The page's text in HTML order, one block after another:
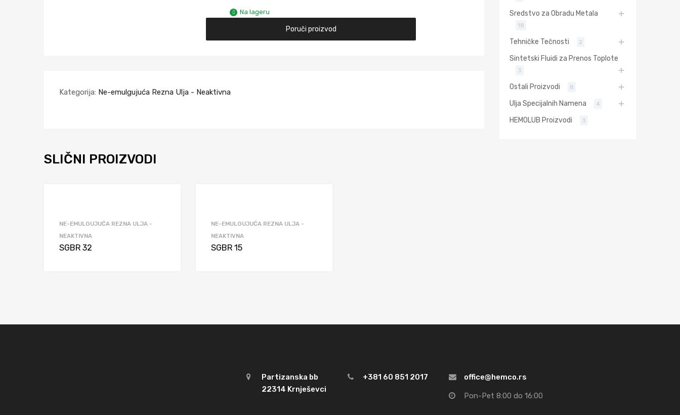
Na lageru
Poruči proizvod
Kategorija: Ne-emulgujuća Rezna Ulja - Neaktivna
SLIČNI PROIZVODI
NE-EMULGUJUĆA REZNA ULJA -
NEAKTIVNA
SGBR 32
NE-EMULGUJUĆA REZNA ULJA -
NEAKTIVNA
SGBR 15
Sredstvo za Obradu Metala
18
Tehničke Tečnosti 2
Sintetski Fluidi za Prenos Toplote
3
Ostali Proizvodi 8
Ulja Specijalnih Namena 4
HEMOLUB Proizvodi 3
Partizanska bb
22314 Krnješevci
+381 60 851 2017 office@hemco.rs
Pon-Pet 8:00 do 16:00